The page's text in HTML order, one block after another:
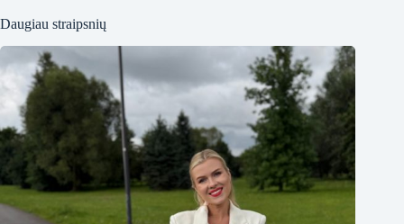
Daugiau straipsnių